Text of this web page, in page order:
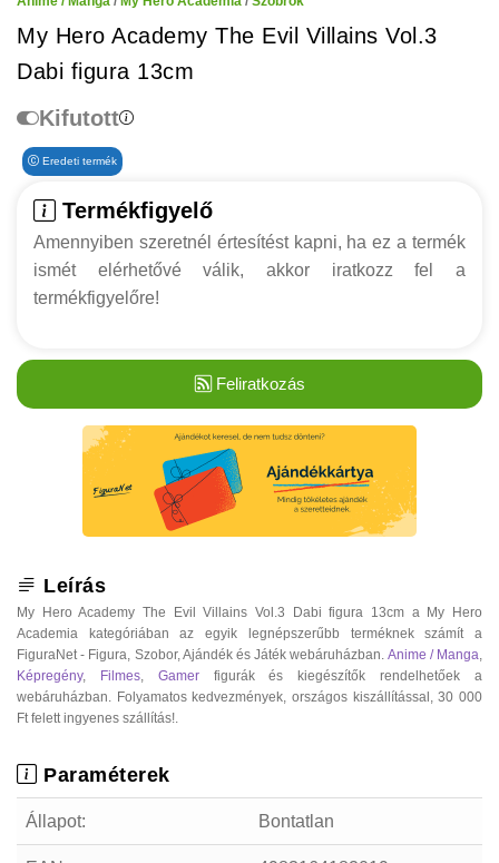
My Hero Academy The Evil Villains Vol.3
Dabi figura 13cm
Kifutott
Eredeti termék
Termékfigyelő
Amennyiben szeretnél értesítést kapni, ha ez a termék
ismét elérhetővé válik, akkor iratkozz fel a
termékfigyelőre!
Feliratkozás
Leírás
My Hero Academy The Evil Villains Vol.3 Dabi figura 13cm a My Hero
Academia kategóriában az egyik legnépszerűbb terméknek számít a
FiguraNet - Figura, Szobor, Ajándék és Játék webáruházban. Anime / Manga
Képregény, Filmes, Gamerfigurák és kiegészítők rendelhetőek a
webáruházban. Folyamatos kedvezmények, országos kiszállítással, 30 000
Ft felett ingyenes szállítás!.
Paraméterek
Állapot: Bontatlan